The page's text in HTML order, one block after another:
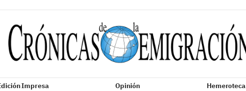
Impresa Opinión Hemeroteca